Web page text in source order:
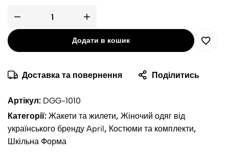
Додати в кошик
Доставка та повернення Поділитись
Артікул: DGG-1010
Категорії: Жакети та жилети, Жіночий одяг від
українського бренду April, Костюми та комплекти,
Шкільна Форма